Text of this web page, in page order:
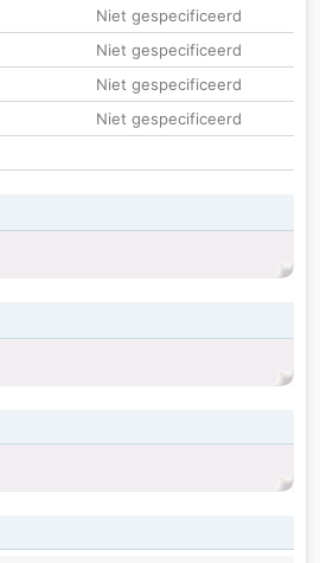
Niet gespecificeerd
Niet gespecificeerd
Niet gespecificeerd
Niet gespecificeerd